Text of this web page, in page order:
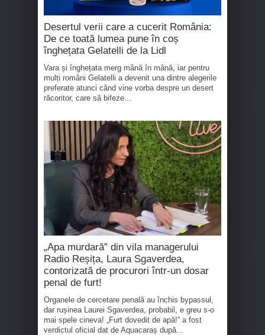
Desertul verii care a cucerit România:
De ce toată lumea pune în coș
înghețata Gelatelli de la Lidl
Vara și înghețata merg mână în mână, iar pentru
mulți români Gelatelli a devenit una dintre alegerile
preferate atunci când vine vorba despre un desert
răcoritor, care să bifeze...
„Apa murdară” din vila managerului
Radio Reșița, Laura Sgaverdea,
contorizată de procurori într-un dosar
penal de furt!
Organele de cercetare penală au închis bypassul,
dar rușinea Laurei Sgaverdea, probabil, e greu s-o
mai spele cineva! „Furt dovedit de apă!” a fost
verdictul oficial dat de Aquacaraș după...